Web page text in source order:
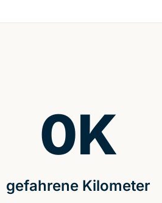
gefahrene Kilometer
0K